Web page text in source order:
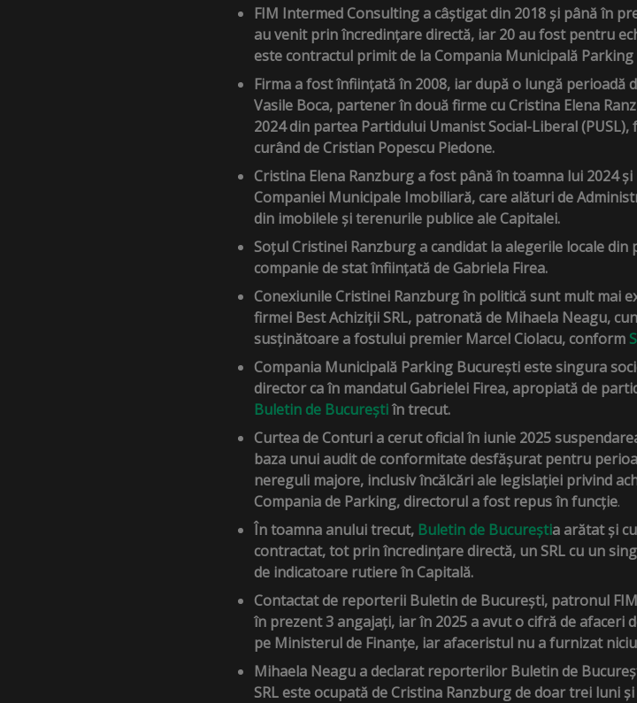
FIM Intermed Consulting a câștigat din 2018 și până în
au venit prin încredințare directă, iar 20 au fost pentru
este contractul primit de la Compania Municipală
Firma a fost înființată în 2008, iar după o lungă perioadă
Vasile Boca, partener în două firme cu Cristina Elena
2024 din partea Partidului Umanist Social-Liberal
curând de Cristian Popescu Piedone.
Cristina Elena Ranzburg a fost până în toamna lui 2024
Companiei Municipale Imobiliară, care alături de
din imobilele și terenurile publice ale Capitalei.
Soțul Cristinei Ranzburg a candidat la alegerile locale
companie de stat înființată de Gabriela Firea.
Conexiunile Cristinei Ranzburg în politică sunt mult mai
firmei Best Achiziții SRL, patronată de Mihaela Neagu,
susținătoare a fostului premier Marcel Ciolacu, conform
Compania Municipală Parking București este singura
director ca în mandatul Gabrielei Firea, apropiată de
Buletin de Bucureștiîn trecut.
Curtea de Conturi a cerut oficial în iunie 2025
baza unui audit de conformitate desfășurat pentru
nereguli majore, inclusiv încălcări ale legislației privind
Compania de Parking, directorul a fost repus în funcție.
În toamna anului trecut, Buletin de Bucureștia arătat și
contractat, tot prin încredințare directă, un SRL cu un
de indicatoare rutiere în Capitală.
Contactat de reporterii Buletin de București, patronul
în prezent 3 angajați, iar în 2025 a avut o cifră de afaceri
pe Ministerul de Finanțe, iar afaceristul nu a furnizat
Mihaela Neagu a declarat reporterilor Buletin de
SRL este ocupată de Cristina Ranzburg de doar trei luni